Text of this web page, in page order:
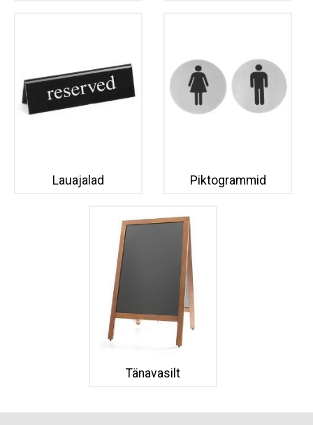
Lauajalad Piktogrammid
Tänavasilt